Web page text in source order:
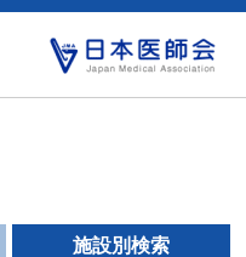
施設別検索